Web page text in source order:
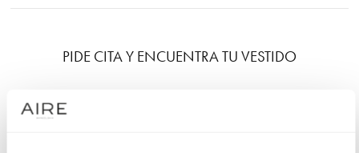
PIDE CITA Y ENCUENTRA TU VESTIDO